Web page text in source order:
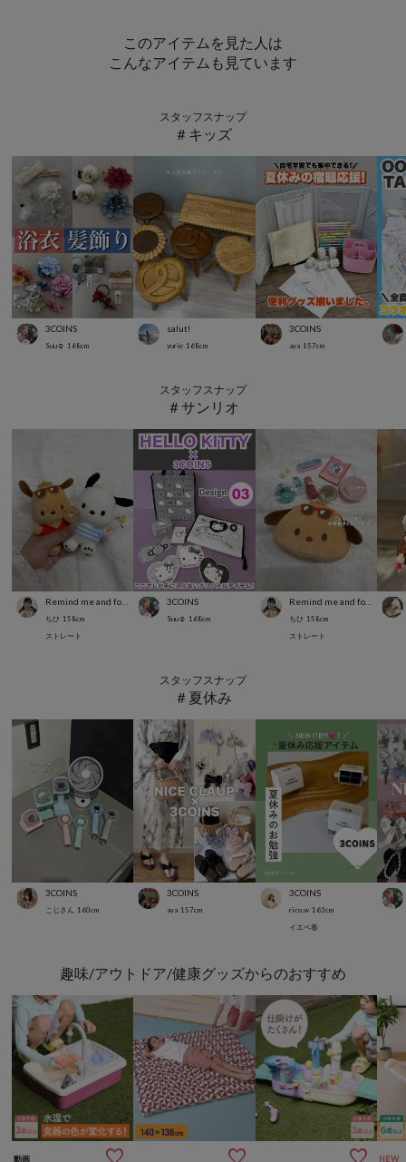
このアイテムを見た人は
こんなアイテムも見ています
スタッフスナップ
＃キッズ
3COINS
Suu☺︎ 168cm
salut!
yurie 168cm
3COINS
aya 157cm
スタッフスナップ
＃サンリオ
ちひ 158cm
ストレート
3COINS
Suu☺︎ 168cm
Remind me and forever
ちひ 158cm
ストレート
スタッフスナップ
＃夏休み
3COINS
こじさん 160cm
3COINS
aya 157cm
3COINS
rico.w 163cm
イエベ春
趣味/アウトドア/健康グッズからのおすすめ
動画 NEW